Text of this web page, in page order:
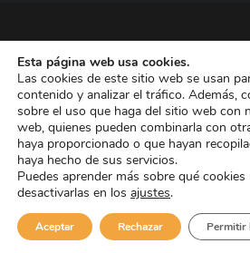
© 2016, Smith&Nephew, S.A. es
tecnología médica dedicada a mejorar
Nuestras divisiones de negocio
entre las empresas dedicadas a
Curación de heridas Medicina del
11.000 trabajadores en todo el mundo y
90 países.
Aviso de Cookies Aviso
Esta página web usa cookies.
Las cookies de este sitio web se usan
contenido y analizar el tráfico. Además,
sobre el uso que haga del sitio web con
web, quienes pueden combinarla con
haya proporcionado o que hayan
haya hecho de sus servicios.
Puedes aprender más sobre qué
desactivarlas en los ajustes.
Aceptar Rechazar Permitir